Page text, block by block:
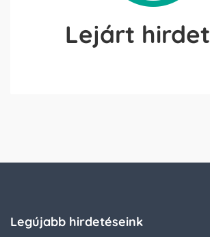
Lejárt
Legújabb hirdetéseink